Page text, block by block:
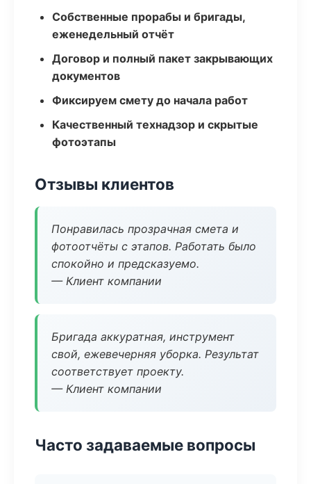
Собственные прорабы и бригады,
еженедельный отчёт
Договор и полный пакет закрывающих
документов
Фиксируем смету до начала работ
Качественный технадзор и скрытые
фотоэтапы
Отзывы клиентов
Понравилась прозрачная смета и
фотоотчёты с этапов. Работать было
спокойно и предсказуемо.
— Клиент компании
Бригада аккуратная, инструмент
свой, ежевечерняя уборка. Результат
соответствует проекту.
— Клиент компании
Часто задаваемые вопросы